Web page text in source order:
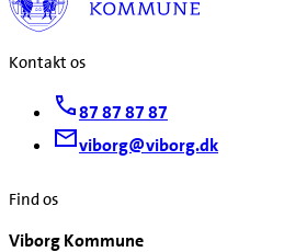
Kontakt os
87 87 87 87
viborg@viborg.dk
Find os
Viborg Kommune